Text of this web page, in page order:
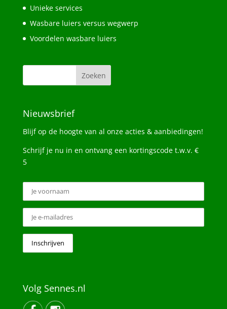
Unieke services
Wasbare luiers versus wegwerp
Voordelen wasbare luiers
Nieuwsbrief
Blijf op de hoogte van al onze acties & aanbiedingen!
Schrijf je nu in en ontvang een kortingscode t.w.v. €
5
Volg Sennes.nl